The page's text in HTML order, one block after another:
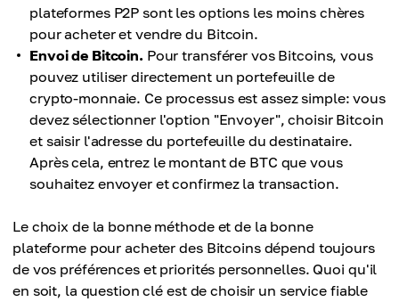
plateformes P2P sont les options les moins chères
pour acheter et vendre du Bitcoin.
Envoi de Bitcoin. Pour transférer vos Bitcoins, vous
pouvez utiliser directement un portefeuille de
crypto-monnaie. Ce processus est assez simple: vous
devez sélectionner l'option "Envoyer", choisir Bitcoin
et saisir l'adresse du portefeuille du destinataire.
Après cela, entrez le montant de BTC que vous
souhaitez envoyer et confirmez la transaction.
Le choix de la bonne méthode et de la bonne
plateforme pour acheter des Bitcoins dépend toujours
de vos préférences et priorités personnelles. Quoi qu'il
en soit, la question clé est de choisir un service fiable